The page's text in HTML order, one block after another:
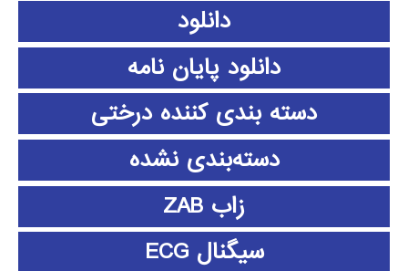
دانلود
دانلود پايان نامه
دسته بندی کننده درختی
دسته‌بندی نشده
زاب ZAB
سیگنال ECG